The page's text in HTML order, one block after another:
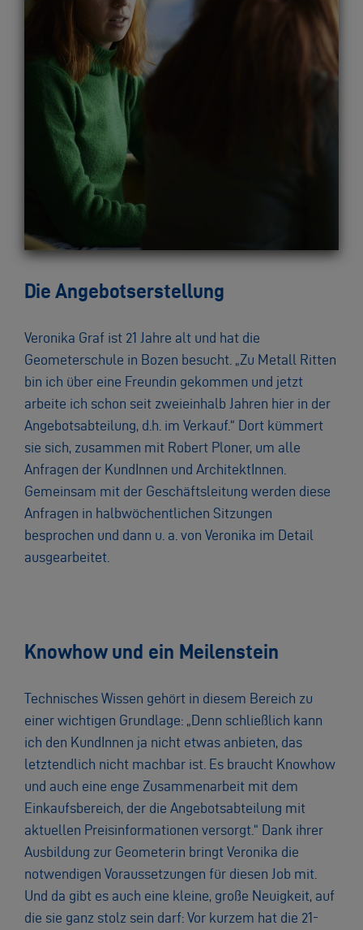
Die Angebotserstellung
Veronika Graf ist 21 Jahre alt und hat die
Geometerschule in Bozen besucht. „Zu Metall Ritten
bin ich über eine Freundin gekommen und jetzt
arbeite ich schon seit zweieinhalb Jahren hier in der
Angebotsabteilung, d.h. im Verkauf.“ Dort kümmert
sie sich, zusammen mit Robert Ploner, um alle
Anfragen der KundInnen und ArchitektInnen.
Gemeinsam mit der Geschäftsleitung werden diese
Anfragen in halbwöchentlichen Sitzungen
besprochen und dann u. a. von Veronika im Detail
ausgearbeitet.
Knowhow und ein Meilenstein
Technisches Wissen gehört in diesem Bereich zu
einer wichtigen Grundlage: „Denn schließlich kann
ich den KundInnen ja nicht etwas anbieten, das
letztendlich nicht machbar ist. Es braucht Knowhow
und auch eine enge Zusammenarbeit mit dem
Einkaufsbereich, der die Angebotsabteilung mit
aktuellen Preisinformationen versorgt.“ Dank ihrer
Ausbildung zur Geometerin bringt Veronika die
notwendigen Voraussetzungen für diesen Job mit.
Und da gibt es auch eine kleine, große Neuigkeit, auf
die sie ganz stolz sein darf: Vor kurzem hat die 21-